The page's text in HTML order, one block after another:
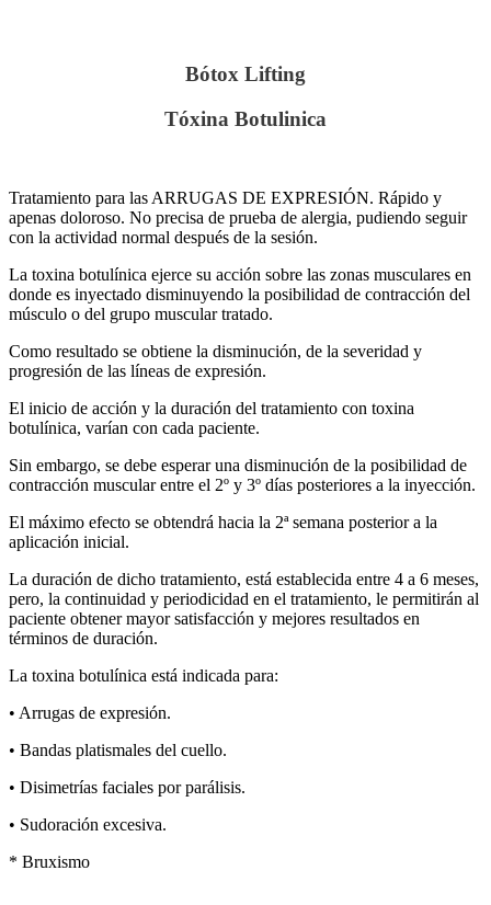
Bótox Lifting
Tóxina Botulinica
Tratamiento para las ARRUGAS DE EXPRESIÓN. Rápido y
apenas doloroso. No precisa de prueba de alergia, pudiendo seguir
con la actividad normal después de la sesión.
La toxina botulínica ejerce su acción sobre las zonas musculares en
donde es inyectado disminuyendo la posibilidad de contracción del
músculo o del grupo muscular tratado.
Como resultado se obtiene la disminución, de la severidad y
progresión de las líneas de expresión.
El inicio de acción y la duración del tratamiento con toxina
botulínica, varían con cada paciente.
Sin embargo, se debe esperar una disminución de la posibilidad de
contracción muscular entre el 2º y 3º días posteriores a la inyección.
El máximo efecto se obtendrá hacia la 2ª semana posterior a la
aplicación inicial.
La duración de dicho tratamiento, está establecida entre 4 a 6 meses,
pero, la continuidad y periodicidad en el tratamiento, le permitirán al
paciente obtener mayor satisfacción y mejores resultados en
términos de duración.
La toxina botulínica está indicada para:
• Arrugas de expresión.
• Bandas platismales del cuello.
• Disimetrías faciales por parálisis.
• Sudoración excesiva.
* Bruxismo